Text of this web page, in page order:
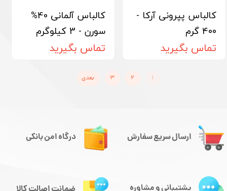
کالباس پپرونی آرکا -
400 گرم
تماس بگیرید
کالباس آلمانی 40%
سورن - 3 کیلوگرم
تماس بگیرید
۱ ۲ ۳ بعدی
ارسال سریع سفارش درگاه امن بانکی
پشتیبانی و مشاوره